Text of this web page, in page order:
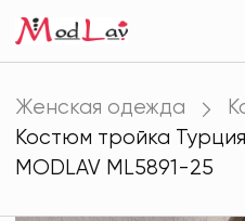
Женская одежда
Костюм тройка
MODLAV ML5891-25